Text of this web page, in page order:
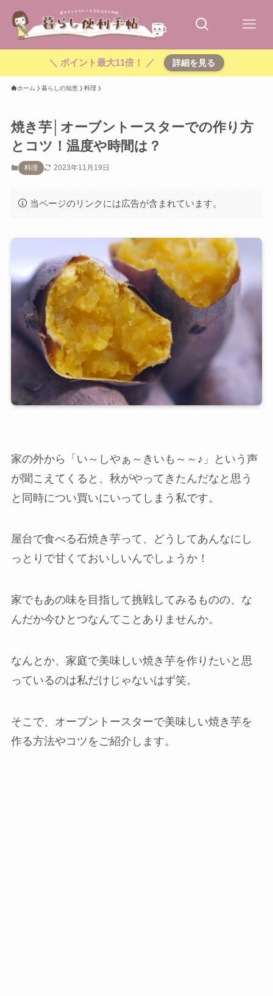
＼ ポイント最大11倍！ ／ 詳細を見る
ホーム 暮らしの知恵 料理
焼き芋│オーブントースターでの作り方
とコツ！温度や時間は？
料理 2023年11月19日
当ページのリンクには広告が含まれています。
家の外から「い～しやぁ～きいも～～♪」という声
が聞こえてくると、秋がやってきたんだなと思う
と同時につい買いにいってしまう私です。
屋台で食べる石焼き芋って、どうしてあんなにし
っとりで甘くておいしいんでしょうか！
家でもあの味を目指して挑戦してみるものの、な
んだか今ひとつなんてことありませんか。
なんとか、家庭で美味しい焼き芋を作りたいと思
っているのは私だけじゃないはず笑。
そこで、オーブントースターで美味しい焼き芋を
作る方法やコツをご紹介します。